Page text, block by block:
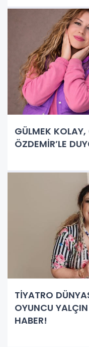
GÜLMEK KOLAY,
ÖZDEMİR’LE
TİYATRO
OYUNCU
HABER!